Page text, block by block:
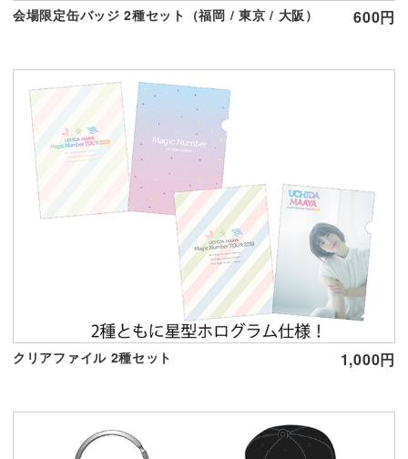
会場限定缶バッジ 2種セット（福岡 / 東京 / 大阪） 600円
クリアファイル 2種セット 1,000円